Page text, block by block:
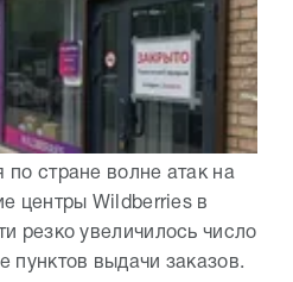
по стране волне атак на
центры Wildberries в
резко увеличилось число
пунктов выдачи заказов.